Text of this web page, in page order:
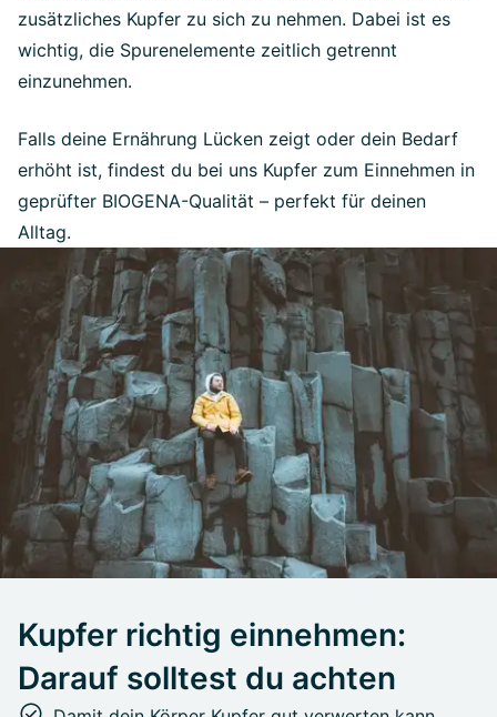
zusätzliches Kupfer zu sich zu nehmen. Dabei ist es
wichtig, die Spurenelemente zeitlich getrennt
einzunehmen.
Falls deine Ernährung Lücken zeigt oder dein Bedarf
erhöht ist, findest du bei uns Kupfer zum Einnehmen in
geprüfter BIOGENA-Qualität – perfekt für deinen
Alltag.
Kupfer richtig einnehmen:
Darauf solltest du achten